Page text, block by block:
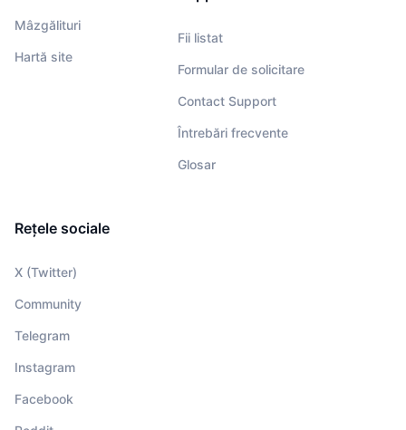
Mâzgălituri
Hartă site
Fii listat
Formular de solicitare
Contact Support
Întrebări frecvente
Glosar
Rețele sociale
X (Twitter)
Community
Telegram
Instagram
Facebook